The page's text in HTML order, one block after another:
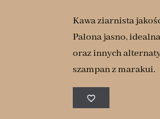
Kawa ziarnista
Palona jasno,
oraz innych
szampan z marakui.